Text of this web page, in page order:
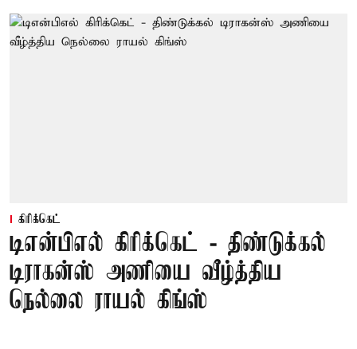
கிரிக்கெட்
டிஎன்பிஎல் கிரிக்கெட் - திண்டுக்கல்
டிராகன்ஸ் அணியை வீழ்த்திய
நெல்லை ராயல் கிங்ஸ்